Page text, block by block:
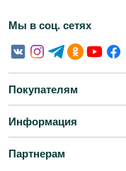
Мы в соц. сетях
Покупателям
Информация
Партнерам